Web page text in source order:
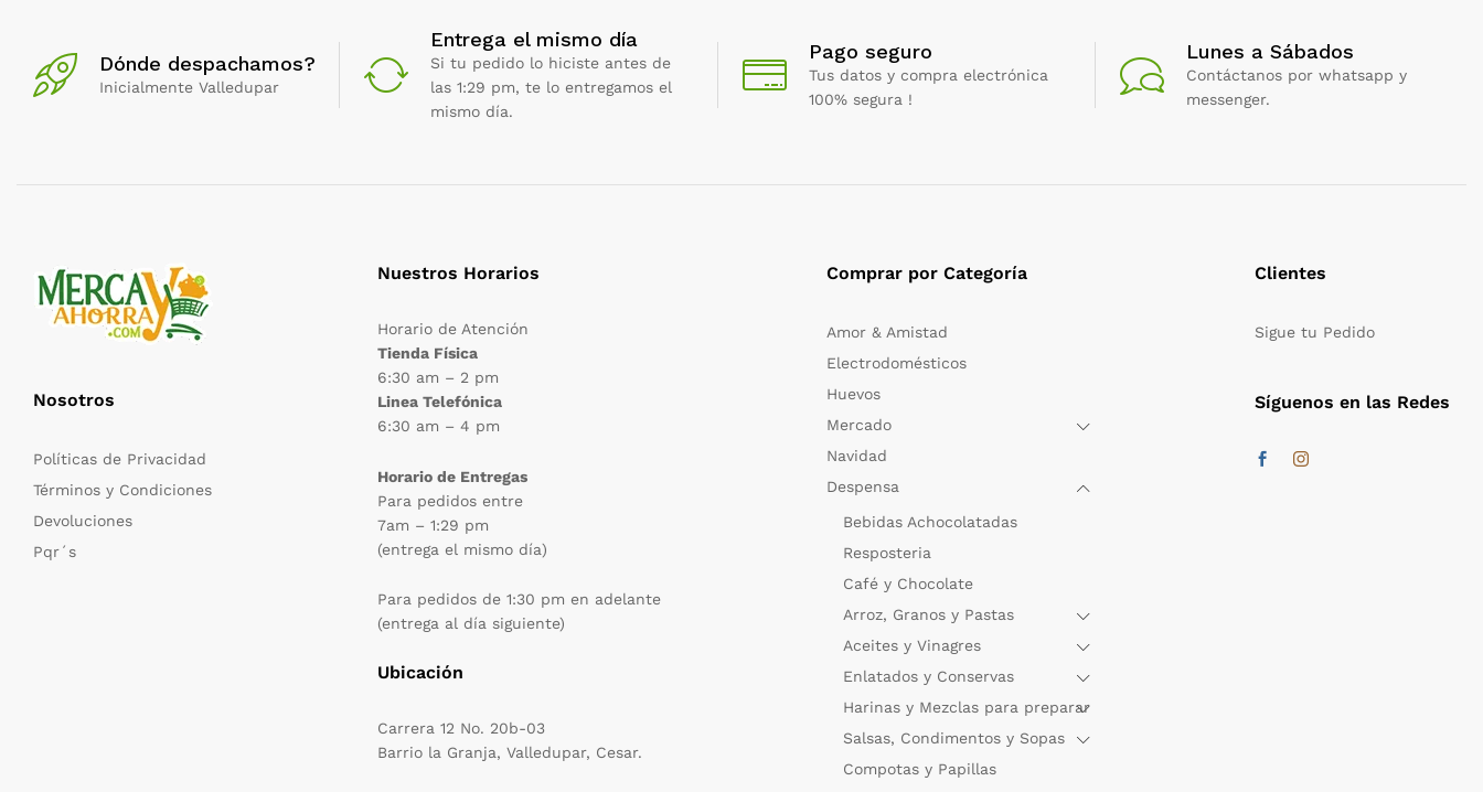
Dónde despachamos?
Inicialmente Valledupar
Entrega el mismo día
Si tu pedido lo hiciste antes de
las 1:29 pm, te lo entregamos el
mismo día.
Pago seguro
Tus datos y compra electrónica
100% segura !
Lunes a Sábados
Contáctanos por whatsapp y
messenger.
Nosotros
Políticas de Privacidad
Términos y Condiciones
Devoluciones
Pqr´s
Nuestros Horarios
Horario de Atención
Tienda Física
6:30 am – 2 pm
Linea Telefónica
6:30 am – 4 pm
Horario de Entregas
Para pedidos entre
7am – 1:29 pm
(entrega el mismo día)
Para pedidos de 1:30 pm en adelante
(entrega al día siguiente)
Ubicación
Carrera 12 No. 20b-03
Barrio la Granja, Valledupar, Cesar.
Comprar por Categoría
Amor & Amistad
Electrodomésticos
Huevos
Mercado
Navidad
Despensa
Bebidas Achocolatadas
Resposteria
Café y Chocolate
Arroz, Granos y Pastas
Aceites y Vinagres
Enlatados y Conservas
Harinas y Mezclas para preparar
Salsas, Condimentos y Sopas
Compotas y Papillas
Clientes
Sigue tu Pedido
Síguenos en las Redes